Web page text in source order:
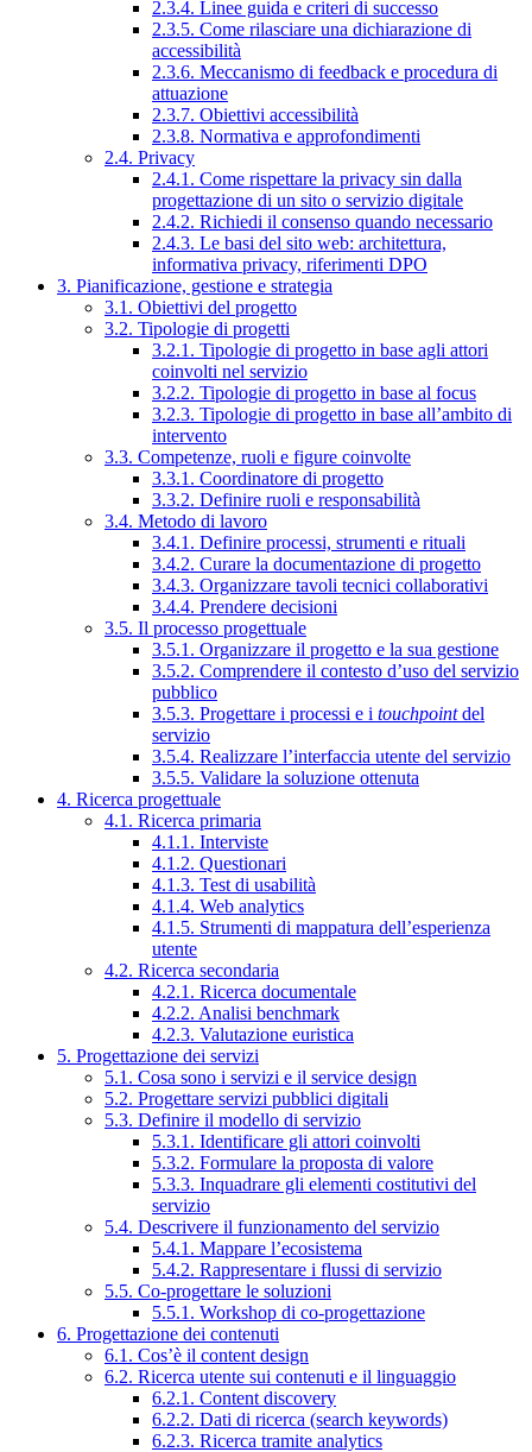
2.3.4. Linee guida e criteri di successo
2.3.5. Come rilasciare una dichiarazione di
accessibilità
2.3.6. Meccanismo di feedback e procedura di
attuazione
2.3.7. Obiettivi accessibilità
2.3.8. Normativa e approfondimenti
2.4. Privacy
2.4.1. Come rispettare la privacy sin dalla
progettazione di un sito o servizio digitale
2.4.2. Richiedi il consenso quando necessario
2.4.3. Le basi del sito web: architettura,
informativa privacy, riferimenti DPO
3. Pianificazione, gestione e strategia
3.1. Obiettivi del progetto
3.2. Tipologie di progetti
3.2.1. Tipologie di progetto in base agli attori
coinvolti nel servizio
3.2.2. Tipologie di progetto in base al focus
3.2.3. Tipologie di progetto in base all’ambito di
intervento
3.3. Competenze, ruoli e figure coinvolte
3.3.1. Coordinatore di progetto
3.3.2. Definire ruoli e responsabilità
3.4. Metodo di lavoro
3.4.1. Definire processi, strumenti e rituali
3.4.2. Curare la documentazione di progetto
3.4.3. Organizzare tavoli tecnici collaborativi
3.4.4. Prendere decisioni
3.5. Il processo progettuale
3.5.1. Organizzare il progetto e la sua gestione
3.5.2. Comprendere il contesto d’uso del servizio
pubblico
3.5.3. Progettare i processi e i touchpointdel
servizio
3.5.4. Realizzare l’interfaccia utente del servizio
3.5.5. Validare la soluzione ottenuta
4. Ricerca progettuale
4.1. Ricerca primaria
4.1.1. Interviste
4.1.2. Questionari
4.1.3. Test di usabilità
4.1.4. Web analytics
4.1.5. Strumenti di mappatura dell’esperienza
utente
4.2. Ricerca secondaria
4.2.1. Ricerca documentale
4.2.2. Analisi benchmark
4.2.3. Valutazione euristica
5. Progettazione dei servizi
5.1. Cosa sono i servizi e il service design
5.2. Progettare servizi pubblici digitali
5.3. Definire il modello di servizio
5.3.1. Identificare gli attori coinvolti
5.3.2. Formulare la proposta di valore
5.3.3. Inquadrare gli elementi costitutivi del
servizio
5.4. Descrivere il funzionamento del servizio
5.4.1. Mappare l’ecosistema
5.4.2. Rappresentare i flussi di servizio
5.5. Co-progettare le soluzioni
5.5.1. Workshop di co-progettazione
6. Progettazione dei contenuti
6.1. Cos’è il content design
6.2. Ricerca utente sui contenuti e il linguaggio
6.2.1. Content discovery
6.2.2. Dati di ricerca (search keywords)
6.2.3. Ricerca tramite analytics